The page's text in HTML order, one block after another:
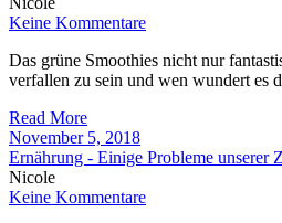
Keine Kommentare
Das grüne Smoothies nicht nur
verfallen zu sein und wen wundert es
Read More
November 5, 2018
Ernährung - Einige Probleme unserer
Nicole
Keine Kommentare